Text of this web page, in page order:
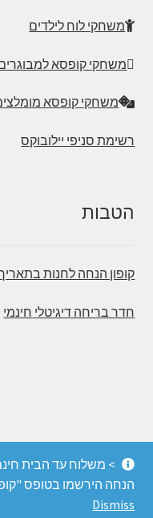
משחקי לוח לילדים
משחקי קופסא
משחקי קופסא
רשימת סניפי יילובוקס
הטבות
קופון הנחה לחנות
חדר בריחה דיגיטלי חינמי
מחשבה 2026
החנות מופעלת על ידי Storefront ו-WooCommerce
הנחה הירשמו בטופס
Dismiss